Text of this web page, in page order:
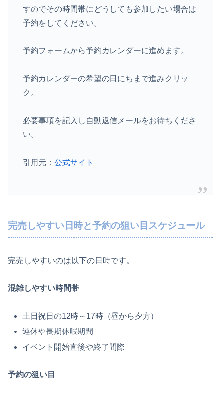
すのでその時間帯にどうしても参加したい場合は
予約をしてください。
予約フォームから予約カレンダーに進めます。
予約カレンダーの希望の日にちまで進みクリッ
ク。
必要事項を記入し自動返信メールをお待ちくださ
い。
引用元： 公式サイト
完売しやすい日時と予約の狙い目スケジュール
完売しやすいのは以下の日時です。
混雑しやすい時間帯
土日祝日の12時～17時（昼から夕方）
連休や長期休暇期間
イベント開始直後や終了間際
予約の狙い目